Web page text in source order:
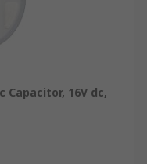
Capacitor, 16V dc,